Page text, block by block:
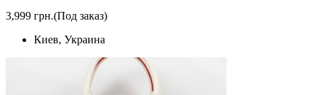
3,999 грн.(Под заказ)
Киев, Украина